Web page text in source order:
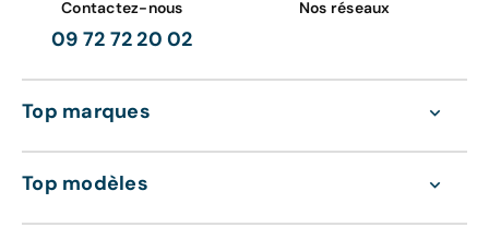
Contactez-nous
09 72 72 20 02
Nos réseaux
Top marques
Top modèles